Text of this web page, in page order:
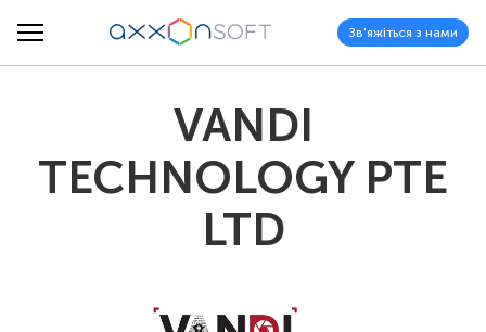
Зв'яжіться з нами
VANDI
TECHNOLOGY PTE
LTD